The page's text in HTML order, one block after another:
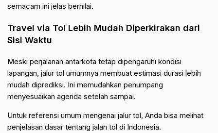
semacam ini jelas bernilai.
Travel via Tol Lebih Mudah Diperkirakan dari
Sisi Waktu
Meski perjalanan antarkota tetap dipengaruhi kondisi
lapangan, jalur tol umumnya membuat estimasi durasi lebih
mudah diprediksi. Ini memudahkan penumpang
menyesuaikan agenda setelah sampai.
Untuk referensi umum mengenai jalur tol, Anda bisa melihat
penjelasan dasar tentang jalan tol di Indonesia.